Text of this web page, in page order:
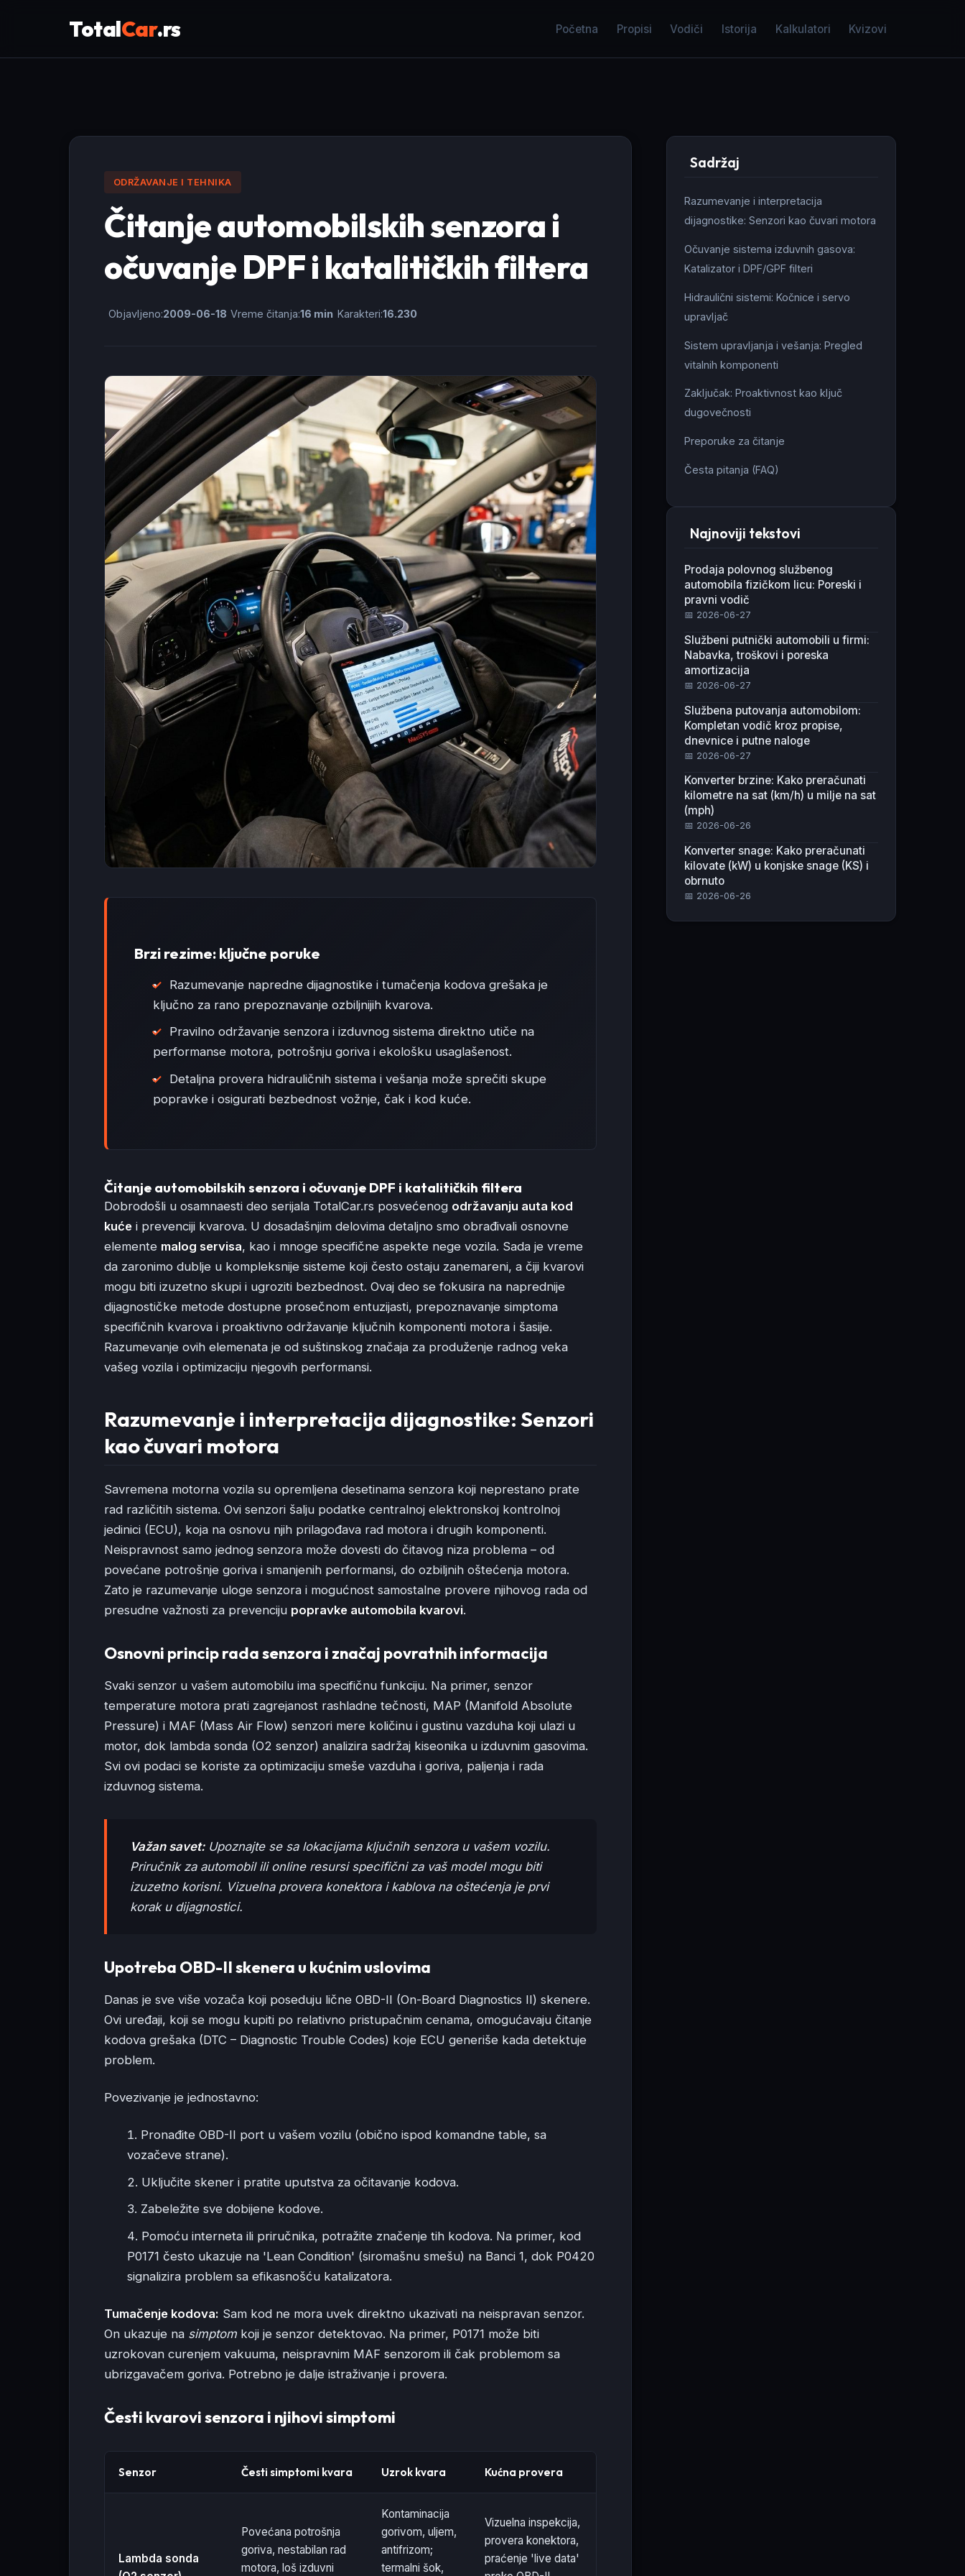
TotalCar.rs Početna Propisi Vodiči Istorija Kalkulatori Kvizovi
ODRŽAVANJE I TEHNIKA
Čitanje automobilskih senzora i
očuvanje DPF i katalitičkih filtera
Objavljeno:2009-06-18 Vreme čitanja:16 min Karakteri:16.230
Brzi rezime: ključne poruke
Razumevanje napredne dijagnostike i tumačenja kodova grešaka je
ključno za rano prepoznavanje ozbiljnijih kvarova.
Pravilno održavanje senzora i izduvnog sistema direktno utiče na
performanse motora, potrošnju goriva i ekološku usaglašenost.
Detaljna provera hidrauličnih sistema i vešanja može sprečiti skupe
popravke i osigurati bezbednost vožnje, čak i kod kuće.
Čitanje automobilskih senzora i očuvanje DPF i katalitičkih filtera
Dobrodošli u osamnaesti deo serijala TotalCar.rs posvećenog održavanju auta kod
kuće i prevenciji kvarova. U dosadašnjim delovima detaljno smo obrađivali osnovne
elemente malog servisa, kao i mnoge specifične aspekte nege vozila. Sada je vreme
da zaronimo dublje u kompleksnije sisteme koji često ostaju zanemareni, a čiji kvarovi
mogu biti izuzetno skupi i ugroziti bezbednost. Ovaj deo se fokusira na naprednije
dijagnostičke metode dostupne prosečnom entuzijasti, prepoznavanje simptoma
specifičnih kvarova i proaktivno održavanje ključnih komponenti motora i šasije.
Razumevanje ovih elemenata je od suštinskog značaja za produženje radnog veka
vašeg vozila i optimizaciju njegovih performansi.
Razumevanje i interpretacija dijagnostike: Senzori
kao čuvari motora
Savremena motorna vozila su opremljena desetinama senzora koji neprestano prate
rad različitih sistema. Ovi senzori šalju podatke centralnoj elektronskoj kontrolnoj
jedinici (ECU), koja na osnovu njih prilagođava rad motora i drugih komponenti.
Neispravnost samo jednog senzora može dovesti do čitavog niza problema – od
povećane potrošnje goriva i smanjenih performansi, do ozbiljnih oštećenja motora.
Zato je razumevanje uloge senzora i mogućnost samostalne provere njihovog rada od
presudne važnosti za prevenciju popravke automobila kvarovi.
Osnovni princip rada senzora i značaj povratnih informacija
Svaki senzor u vašem automobilu ima specifičnu funkciju. Na primer, senzor
temperature motora prati zagrejanost rashladne tečnosti, MAP (Manifold Absolute
Pressure) i MAF (Mass Air Flow) senzori mere količinu i gustinu vazduha koji ulazi u
motor, dok lambda sonda (O2 senzor) analizira sadržaj kiseonika u izduvnim gasovima.
Svi ovi podaci se koriste za optimizaciju smeše vazduha i goriva, paljenja i rada
izduvnog sistema.
Važan savet:Upoznajte se sa lokacijama ključnih senzora u vašem vozilu.
Priručnik za automobil ili online resursi specifični za vaš model mogu biti
izuzetno korisni. Vizuelna provera konektora i kablova na oštećenja je prvi
korak u dijagnostici.
Upotreba OBD-II skenera u kućnim uslovima
Danas je sve više vozača koji poseduju lične OBD-II (On-Board Diagnostics II) skenere.
Ovi uređaji, koji se mogu kupiti po relativno pristupačnim cenama, omogućavaju čitanje
kodova grešaka (DTC – Diagnostic Trouble Codes) koje ECU generiše kada detektuje
problem.
Povezivanje je jednostavno:
Pronađite OBD-II port u vašem vozilu (obično ispod komandne table, sa
vozačeve strane).
Uključite skener i pratite uputstva za očitavanje kodova.
Zabeležite sve dobijene kodove.
Pomoću interneta ili priručnika, potražite značenje tih kodova. Na primer, kod
P0171 često ukazuje na 'Lean Condition' (siromašnu smešu) na Banci 1, dok P0420
signalizira problem sa efikasnošću katalizatora.
Tumačenje kodova: Sam kod ne mora uvek direktno ukazivati na neispravan senzor.
On ukazuje na simptom koji je senzor detektovao. Na primer, P0171 može biti
uzrokovan curenjem vakuuma, neispravnim MAF senzorom ili čak problemom sa
ubrizgavačem goriva. Potrebno je dalje istraživanje i provera.
Česti kvarovi senzora i njihovi simptomi
Senzor Česti simptomi kvara Uzrok kvara Kućna provera
Lambda sonda
Povećana potrošnja
goriva, nestabilan rad
motora, loš izduvni
Kontaminacija
gorivom, uljem,
antifrizom;
termalni šok,
Vizuelna inspekcija,
provera konektora,
praćenje 'live data'
Sadržaj
Razumevanje i interpretacija
dijagnostike: Senzori kao čuvari motora
Očuvanje sistema izduvnih gasova:
Katalizator i DPF/GPF filteri
Hidraulični sistemi: Kočnice i servo
upravljač
Sistem upravljanja i vešanja: Pregled
vitalnih komponenti
Zaključak: Proaktivnost kao ključ
dugovečnosti
Preporuke za čitanje
Česta pitanja (FAQ)
Najnoviji tekstovi
Prodaja polovnog službenog
automobila fizičkom licu: Poreski i
pravni vodič
📅 2026-06-27
Službeni putnički automobili u firmi:
Nabavka, troškovi i poreska
amortizacija
📅 2026-06-27
Službena putovanja automobilom:
Kompletan vodič kroz propise,
dnevnice i putne naloge
📅 2026-06-27
Konverter brzine: Kako preračunati
kilometre na sat (km/h) u milje na sat
(mph)
📅 2026-06-26
Konverter snage: Kako preračunati
kilovate (kW) u konjske snage (KS) i
obrnuto
📅 2026-06-26